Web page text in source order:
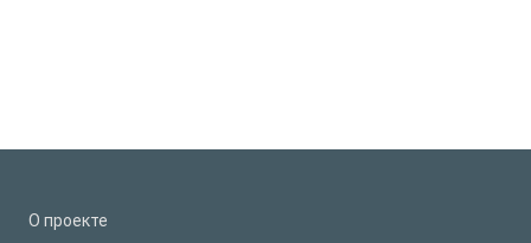
О проекте